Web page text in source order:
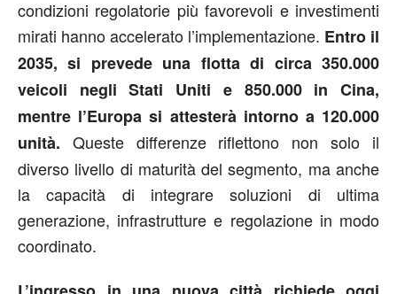
condizioni regolatorie più favorevoli e investimenti
mirati hanno accelerato l’implementazione. Entro il
2035, si prevede una flotta di circa 350.000
veicoli negli Stati Uniti e 850.000 in Cina,
mentre l’Europa si attesterà intorno a 120.000
unità. Queste differenze riflettono non solo il
diverso livello di maturità del segmento, ma anche
la capacità di integrare soluzioni di ultima
generazione, infrastrutture e regolazione in modo
coordinato.